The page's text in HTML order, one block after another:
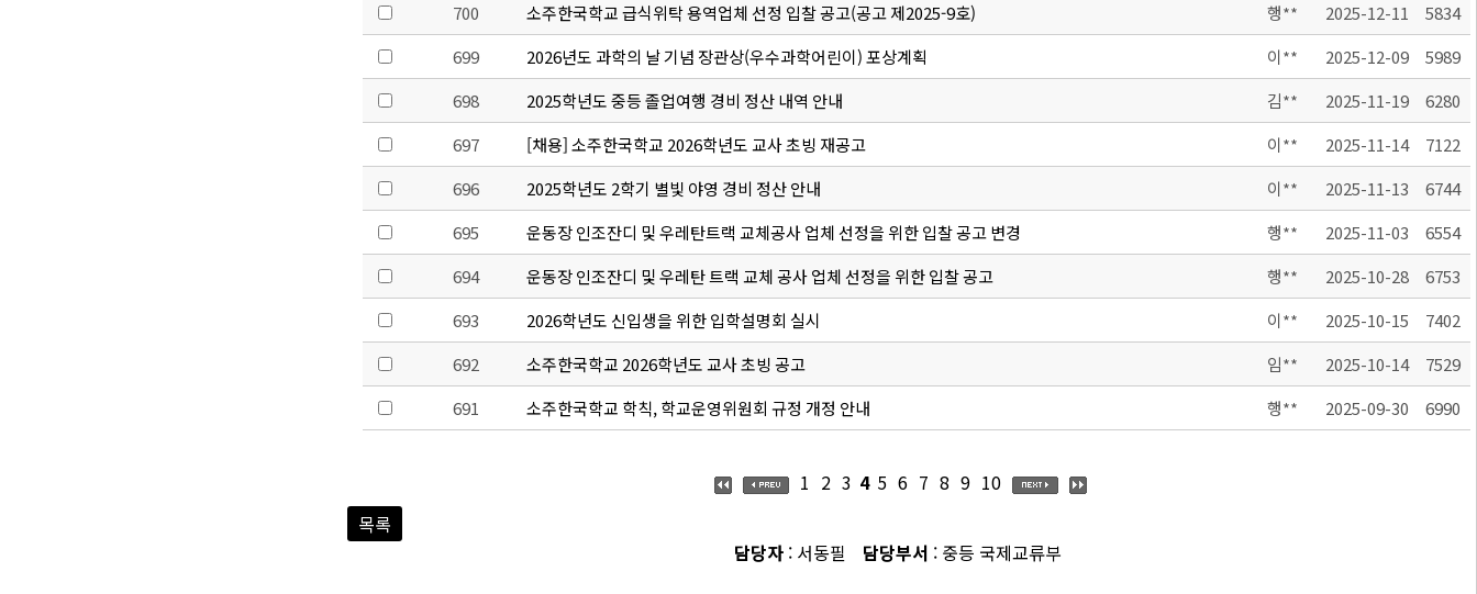
700 소주한국학교 급식위탁 용역업체 선정 입찰 공고(공고 제2025-9호) 행** 2025-12-11
5834
699
2026년도 과학의 날 기념 장관상(우수과학어린이) 포상계획 이** 2025-12-09
5989
698
2025학년도 중등 졸업여행 경비 정산 내역 안내 김** 2025-11-19
6280
697
[채용] 소주한국학교 2026학년도 교사 초빙 재공고 이** 2025-11-14
7122
696
2025학년도 2학기 별빛 야영 경비 정산 안내 이** 2025-11-13
6744
695
운동장 인조잔디 및 우레탄트랙 교체공사 업체 선정을 위한 입찰 공고 변경 행** 2025-11-03
6554
694
운동장 인조잔디 및 우레탄 트랙 교체 공사 업체 선정을 위한 입찰 공고 행** 2025-10-28
6753
693
2026학년도 신입생을 위한 입학설명회 실시 이** 2025-10-15
7402
692
소주한국학교 2026학년도 교사 초빙 공고 임** 2025-10-14
7529
691
소주한국학교 학칙, 학교운영위원회 규정 개정 안내 행** 2025-09-30 6990
1 2 3 4 5 6 7 8 9 10
목록
담당자 : 서동필 담당부서 : 중등 국제교류부